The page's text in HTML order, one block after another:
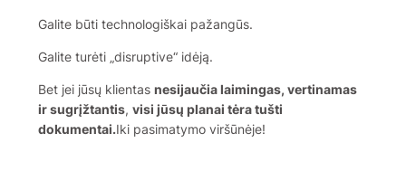
Galite būti technologiškai pažangūs.
Galite turėti „disruptive“ idėją.
Bet jei jūsų klientas nesijaučia laimingas, vertinamas
ir sugrįžtantis, visi jūsų planai tėra tušti
dokumentai.Iki pasimatymo viršūnėje!